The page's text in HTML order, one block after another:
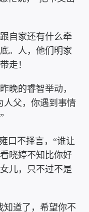
自家还有什么牵
。人，他们明家
走！
晚的睿智举动，
人父，你遇到事情
口不择言，“谁让
晓婷不知比你好
儿，只不过不是
知道了，希望你不